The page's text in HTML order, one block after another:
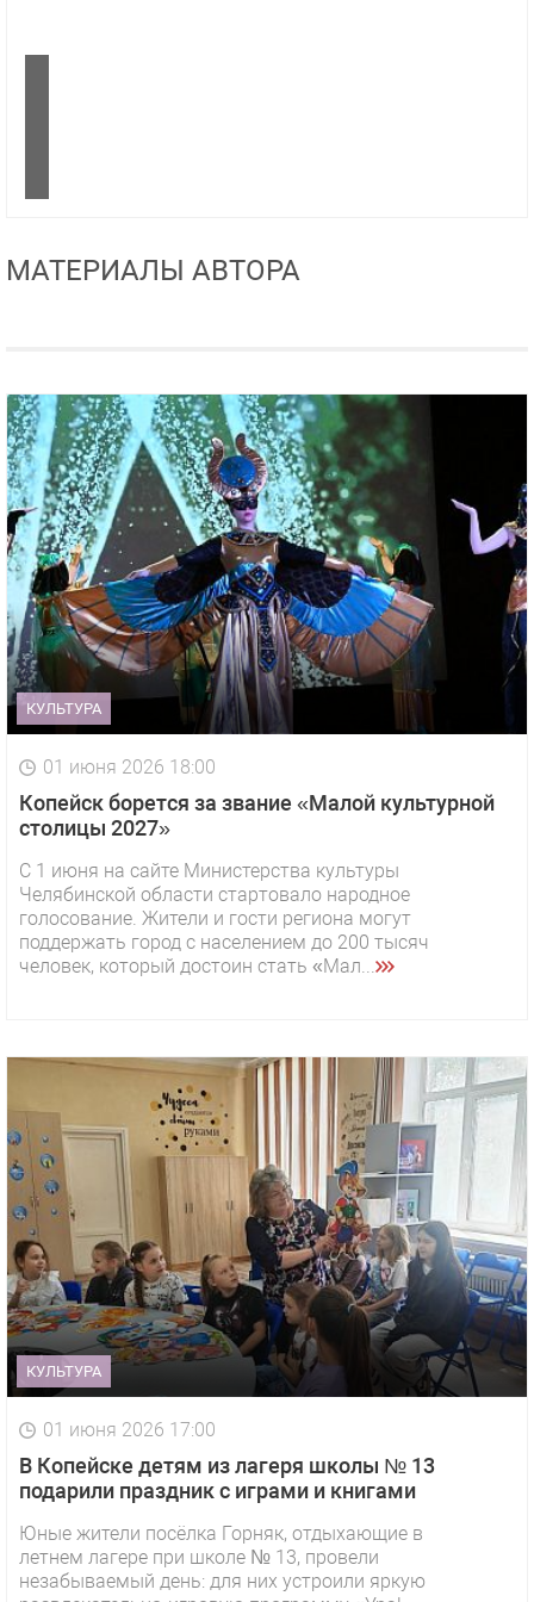
МАТЕРИАЛЫ АВТОРА
КУЛЬТУРА
01 июня 2026 18:00
Копейск борется за звание «Малой культурной
столицы 2027»
С 1 июня на сайте Министерства культуры
Челябинской области стартовало народное
голосование. Жители и гости региона могут
поддержать город с населением до 200 тысяч
человек, который достоин стать «Мал...
КУЛЬТУРА
01 июня 2026 17:00
В Копейске детям из лагеря школы № 13
подарили праздник с играми и книгами
Юные жители посёлка Горняк, отдыхающие в
летнем лагере при школе № 13, провели
незабываемый день: для них устроили яркую
1 видео СМОТРЕТЬ